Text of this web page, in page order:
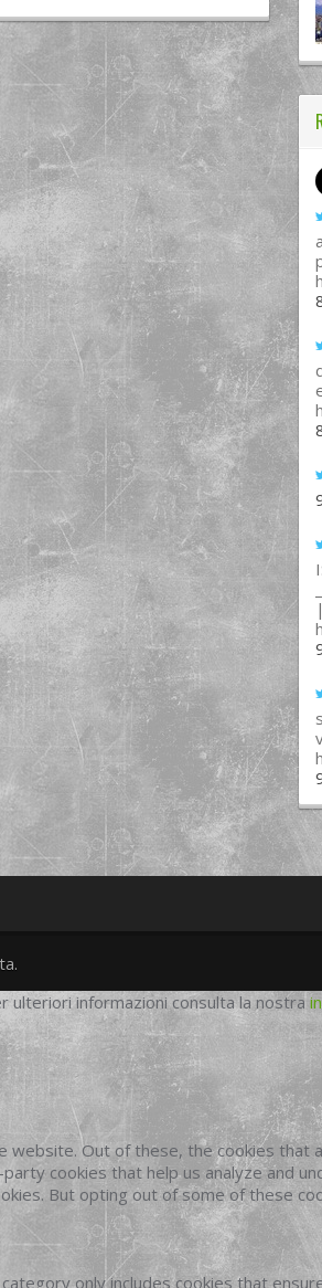
informazioni consulta la nostra
Out of these, the cookies
cookies that help us analyze and
But opting out of some of these
only includes cookies that